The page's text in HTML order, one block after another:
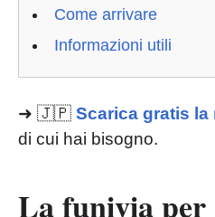
Come arrivare
Informazioni utili
➜ 🇯🇵 Scarica gratis la
di cui hai bisogno.
La funivia